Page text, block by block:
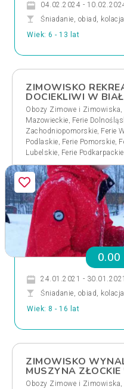
04.02.2024 -
Śniadanie, obiad, kolacja
Wiek: 6 - 13 lat
ZIMOWISKO
DOCIEKLIWI W
Obozy Zimowe i Zimowiska,
Mazowieckie, Ferie
Zachodniopomorskie, Ferie
Podlaskie, Ferie Pomorskie,
Lubelskie, Ferie Podkarpackie
0.00
24.01.2021 - 30.01.2021
Śniadanie, obiad, kolacja
Wiek: 8 - 16 lat
ZIMOWISKO
MUSZYNA
Obozy Zimowe i Zimowiska,